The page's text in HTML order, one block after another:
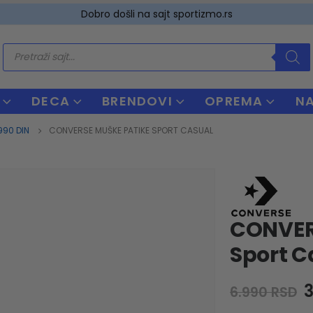
Dobro došli na sajt sportizmo.rs
Products
search
DECA BRENDOVI OPREMA
DIN CONVERSE MUŠKE PATIKE SPORT CASUAL
Sport
6.990RSD